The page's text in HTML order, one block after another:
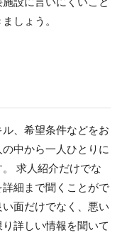
しょう。
、希望条件などをお
中から一人ひとりに
求人紹介だけでな
細まで聞くことがで
面だけでなく、悪い
詳しい情報を聞いて